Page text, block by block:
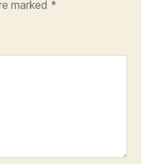
marked *